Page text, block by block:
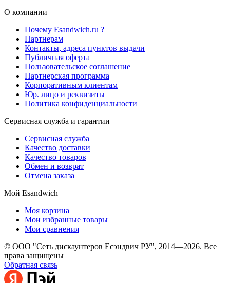
О компании
Почему Esandwich.ru ?
Партнерам
Контакты, адреса пунктов выдачи
Публичная оферта
Пользовательское соглашение
Партнерская программа
Корпоративным клиентам
Юр. лицо и реквизиты
Политика конфиденциальности
Сервисная служба и гарантии
Сервисная служба
Качество доставки
Качество товаров
Обмен и возврат
Отмена заказа
Мой Esandwich
Моя корзина
Мои избранные товары
Мои сравнения
© ООО "Сеть дискаунтеров Есэндвич РУ", 2014—2026. Все
права защищены
Обратная связь